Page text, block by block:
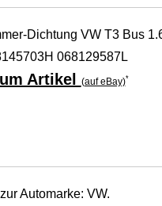
Dichtung VW T3 Bus
068129587L
Artikel (auf eBay)*
Automarke: VW.